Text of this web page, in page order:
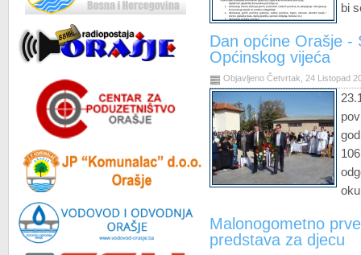
bi
Dan općine Orašje -
Općinskog vijeća
Objavljeno Četvrtak, 24 Listopad
Malonogometno
predstava za djecu